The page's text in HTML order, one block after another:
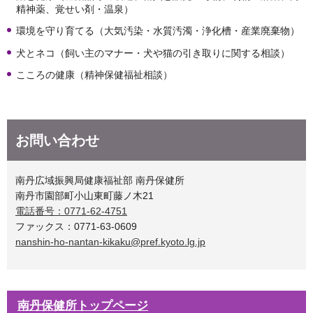
精神薬、覚せい剤・温泉）
環境を守り育てる（大気汚染・水質汚濁・浄化槽・産業廃棄物）
犬とネコ（飼い主のマナー・犬や猫の引き取りに関する相談）
こころの健康（精神保健福祉相談）
お問い合わせ
南丹広域振興局健康福祉部 南丹保健所
南丹市園部町小山東町藤ノ木21
電話番号：0771-62-4751
ファックス：0771-63-0609
nanshin-ho-nantan-kikaku@pref.kyoto.lg.jp
南丹保健所トップページ